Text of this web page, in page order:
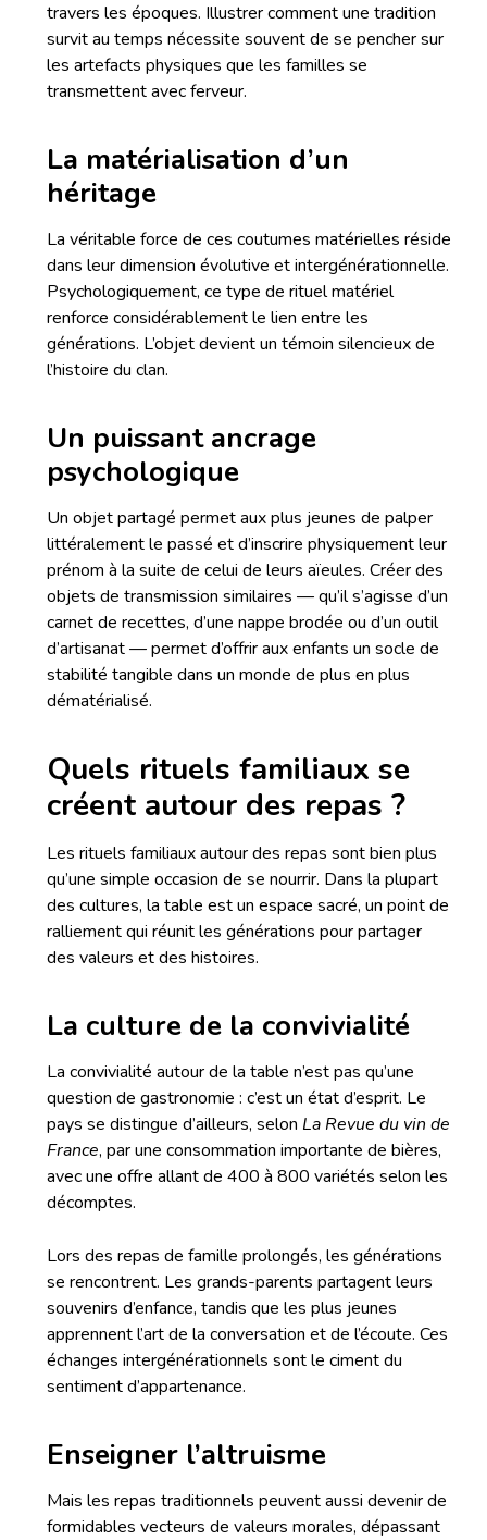
travers les époques. Illustrer comment une tradition
survit au temps nécessite souvent de se pencher sur
les artefacts physiques que les familles se
transmettent avec ferveur.
La matérialisation d’un
héritage
La véritable force de ces coutumes matérielles réside
dans leur dimension évolutive et intergénérationnelle.
Psychologiquement, ce type de rituel matériel
renforce considérablement le lien entre les
générations. L’objet devient un témoin silencieux de
l’histoire du clan.
Un puissant ancrage
psychologique
Un objet partagé permet aux plus jeunes de palper
littéralement le passé et d’inscrire physiquement leur
prénom à la suite de celui de leurs aïeules. Créer des
objets de transmission similaires — qu’il s’agisse d’un
carnet de recettes, d’une nappe brodée ou d’un outil
d’artisanat — permet d’offrir aux enfants un socle de
stabilité tangible dans un monde de plus en plus
dématérialisé.
Quels rituels familiaux se
créent autour des repas ?
Les rituels familiaux autour des repas sont bien plus
qu’une simple occasion de se nourrir. Dans la plupart
des cultures, la table est un espace sacré, un point de
ralliement qui réunit les générations pour partager
des valeurs et des histoires.
La culture de la convivialité
La convivialité autour de la table n’est pas qu’une
question de gastronomie : c’est un état d’esprit. Le
pays se distingue d’ailleurs, selon La Revue du vin de
France, par une consommation importante de bières,
avec une offre allant de 400 à 800 variétés selon les
décomptes.
Lors des repas de famille prolongés, les générations
se rencontrent. Les grands-parents partagent leurs
souvenirs d’enfance, tandis que les plus jeunes
apprennent l’art de la conversation et de l’écoute. Ces
échanges intergénérationnels sont le ciment du
sentiment d’appartenance.
Enseigner l’altruisme
Mais les repas traditionnels peuvent aussi devenir de
formidables vecteurs de valeurs morales, dépassant